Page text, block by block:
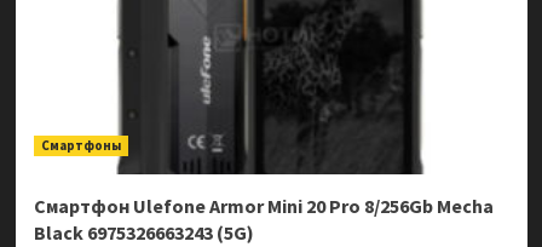
Смартфоны
Смартфон Ulefone Armor Mini 20 Pro 8/256Gb Mecha
Black 6975326663243 (5G)